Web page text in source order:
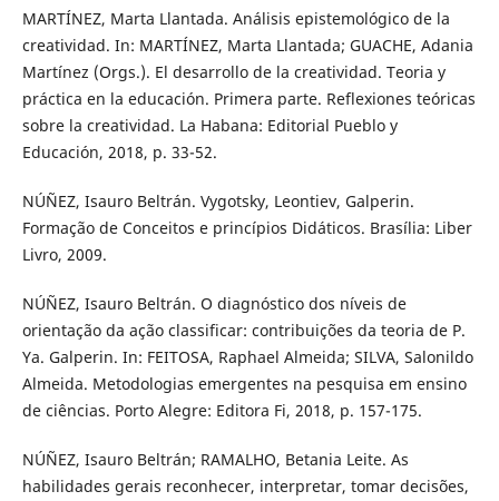
MARTÍNEZ, Marta Llantada. Análisis epistemológico de la
creatividad. In: MARTÍNEZ, Marta Llantada; GUACHE, Adania
Martínez (Orgs.). El desarrollo de la creatividad. Teoria y
práctica en la educación. Primera parte. Reflexiones teóricas
sobre la creatividad. La Habana: Editorial Pueblo y
Educación, 2018, p. 33-52.
NÚÑEZ, Isauro Beltrán. Vygotsky, Leontiev, Galperin.
Formação de Conceitos e princípios Didáticos. Brasília: Liber
Livro, 2009.
NÚÑEZ, Isauro Beltrán. O diagnóstico dos níveis de
orientação da ação classificar: contribuições da teoria de P.
Ya. Galperin. In: FEITOSA, Raphael Almeida; SILVA, Salonildo
Almeida. Metodologias emergentes na pesquisa em ensino
de ciências. Porto Alegre: Editora Fi, 2018, p. 157-175.
NÚÑEZ, Isauro Beltrán; RAMALHO, Betania Leite. As
habilidades gerais reconhecer, interpretar, tomar decisões,